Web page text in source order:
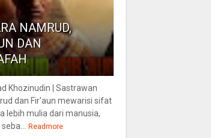
NAMRUD,
DAN
Khozinudin | Sastrawan
dan Fir'aun mewarisi sifat
lebih mulia dari manusia,
Readmore